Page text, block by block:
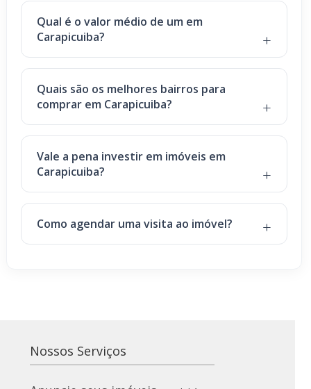
Qual é o valor médio de um em
Carapicuiba?
Quais são os melhores bairros para
comprar em Carapicuiba?
Vale a pena investir em imóveis em
Carapicuiba?
Como agendar uma visita ao imóvel?
Nossos Serviços